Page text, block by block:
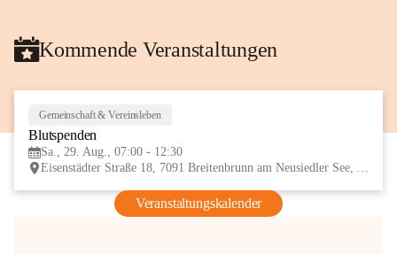
Kommende Veranstaltungen
Gemeinschaft & Vereinsleben
Blutspenden
Sa., 29. Aug., 07:00 - 12:30
Eisenstädter Straße 18, 7091 Breitenbrunn am Neusiedler See, AUT
Veranstaltungskalender